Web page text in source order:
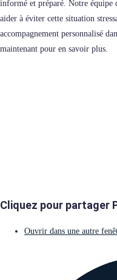
informé et préparé. Notre équipe
aider à éviter cette situation
accompagnement personnalisé
maintenant pour en savoir plus.
Cliquez pour partager
Ouvrir dans une autre